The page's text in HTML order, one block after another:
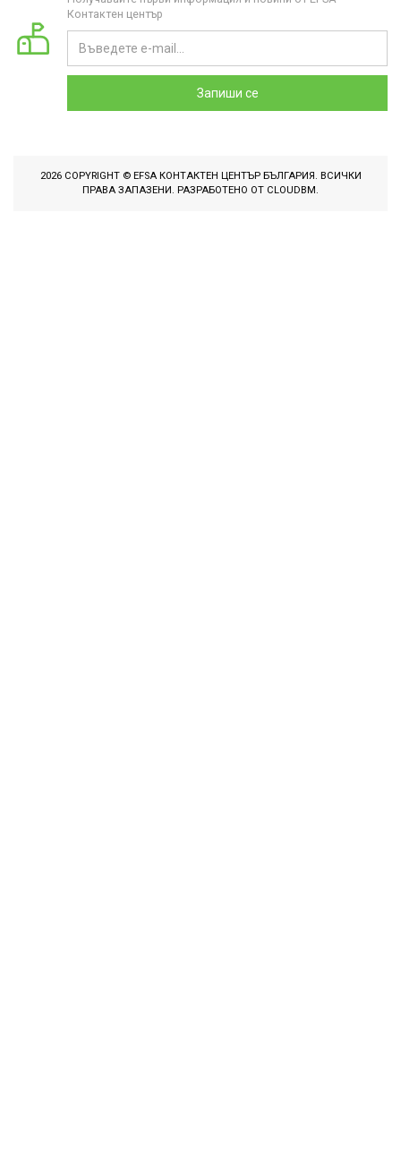
Контактен център
Запиши се
2026 COPYRIGHT © EFSA КОНТАКТЕН ЦЕНТЪР БЪЛГАРИЯ. ВСИЧКИ
ПРАВА ЗАПАЗЕНИ. РАЗРАБОТЕНО ОТ CLOUDBM .